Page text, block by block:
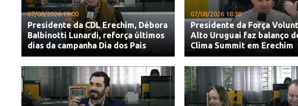
07/08/2026 19:00
Presidente da CDL Erechim, Débora
Balbinotti Lunardi, reforça últimos
dias da campanha Dia dos Pais
07/08/2026 18:30
Presidente da Força
Alto Uruguai faz balanço
Clima Summit em Erechim